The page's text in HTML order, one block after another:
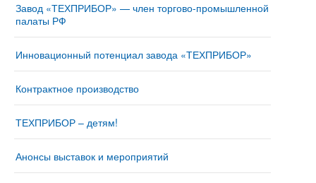
Завод «ТЕХПРИБОР» — член торгово-промышленной
палаты РФ
Инновационный потенциал завода «ТЕХПРИБОР»
Контрактное производство
ТЕХПРИБОР – детям!
Анонсы выставок и мероприятий